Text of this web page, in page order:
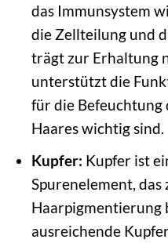
das Immunsystem
die Zellteilung und
trägt zur Erhaltung
unterstützt die
für die Befeuchtung
Haares wichtig sind.
Kupfer: Kupfer ist
Spurenelement,
Haarpigmentierung
ausreichende